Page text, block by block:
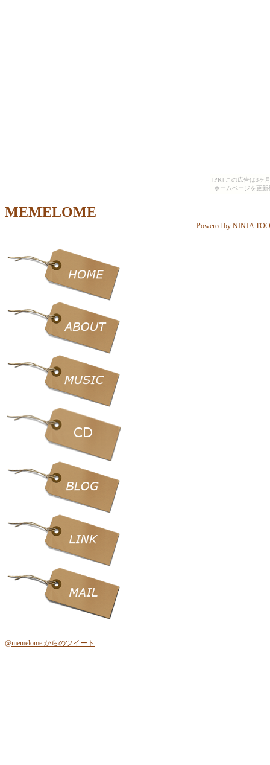
[PR] この広告は3ヶ
ホームページを更
MEMELOME
@memelome からのツイート
Powered byNINJA